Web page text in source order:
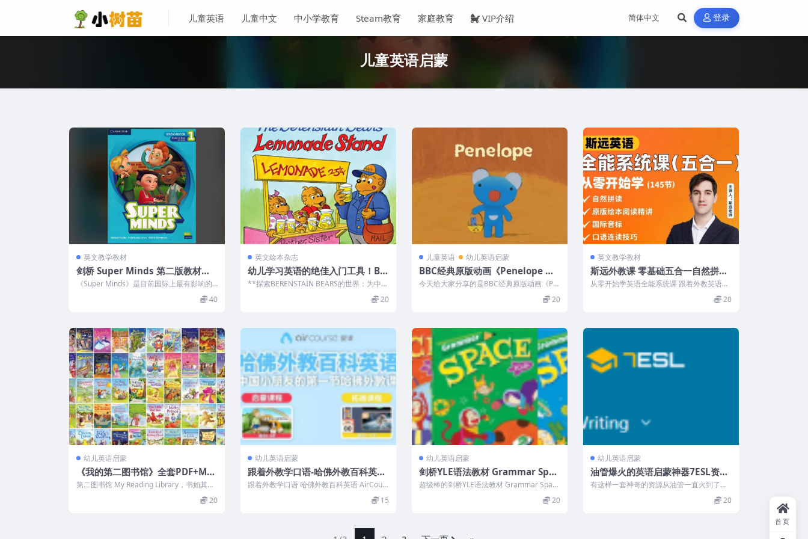
儿童英语 儿童中文 中小学教育 Steam教育 家庭教育 VIP介绍 登录
儿童英语启蒙
英文教学教材
剑桥 Super Minds 第二版教材相
关（PDF+视频+音频+软件等)
《Super Minds》是目前国际上最有影响的
40
英文绘本杂志
幼儿学习英语的绝佳入门工具！BE
RENSTAIN BEARS（贝贝熊）系列
**探索BERENSTAIN BEARS的世界：为中国
20
儿童英语 幼儿英语启蒙
BBC经典原版动画《Penelope 蓝
色小考拉》视频+绘本+音频
今天给大家分享的是BBC经典原版动画《Pe
20
英文教学教材
斯远外教课 零基础五合一自然拼读
+音标+阅读+口语+听力(145节)
从零开始学英语全能系统课 跟着外教英语老
师， 学习标准的发音， 从零开始学习，从...
20
幼儿英语启蒙
《我的第二图书馆》全套PDF+MP
3音频
第二图书馆 My Reading Library，书如其
20
幼儿英语启蒙
跟着外教学口语-哈佛外教百科英语-
共109集（MP4视频）
跟着外教学口语 哈佛外教百科英语 AirCours
15
幼儿英语启蒙
剑桥YLE语法教材 Grammar Spac
e Kids教材+教师用书+练习册+测
超级棒的剑桥YLE语法教材 Grammar Space
20
幼儿英语启蒙
油管爆火的英语启蒙神器7ESL资源
（电子文档+视频）
有这样一套神奇的资源从油管一直火到了小
红书，今天特意找来分享给大家，这就来自
20
首页